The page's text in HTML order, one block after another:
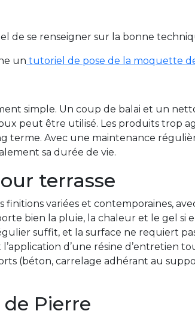
de se renseigner sur la bonne
un tutoriel de pose de la moquette
simple. Un coup de balai et un
peut être utilisé. Les produits trop
terme. Avec une maintenance
sa durée de vie.
terrasse
finitions variées et contemporaines,
bien la pluie, la chaleur et le gel
suffit, et la surface ne requiert
d’une résine d’entretien
(béton, carrelage adhérant au
Pierre